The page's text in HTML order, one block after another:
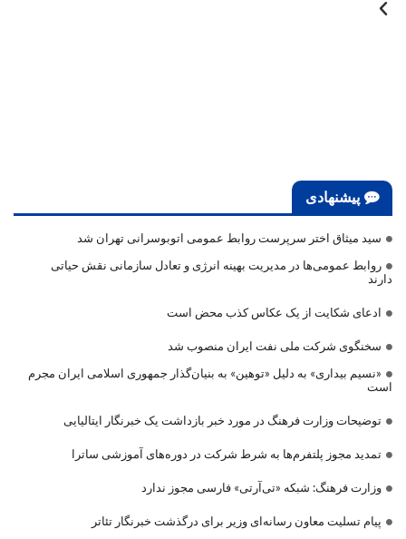
پیشنهادی
سید میثاق اختر سرپرست روابط عمومی اتوبوسرانی تهران شد
روابط عمومی‌ها در مدیریت بهینه انرژی و تعادل سازمانی نقش حیاتی
دارند
ادعای شکایت از یک عکاس کذب محض است
سخنگوی شرکت ملی نفت ایران منصوب شد
«نسیم بیداری» به دلیل «توهین» به بنیان‌گذار جمهوری اسلامی ایران مجرم
است
توضیحات وزارت فرهنگ در مورد خبر بازداشت یک خبرنگار ایتالیایی
تمدید مجوز پلتفرم‌ها به شرط شرکت در دوره‌های آموزشی ساترا
وزارت فرهنگ: شبکه «تی‌آرتی» فارسی مجوز ندارد
پیام تسلیت معاون رسانه‌ای وزیر برای درگذشت خبرنگار تئاتر